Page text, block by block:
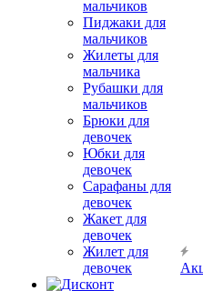
мальчиков
Пиджаки для
мальчиков
Жилеты для
мальчика
Рубашки для
мальчиков
Брюки для
девочек
Юбки для
девочек
Сарафаны для
девочек
Жакет для
девочек
Жилет для
девочек